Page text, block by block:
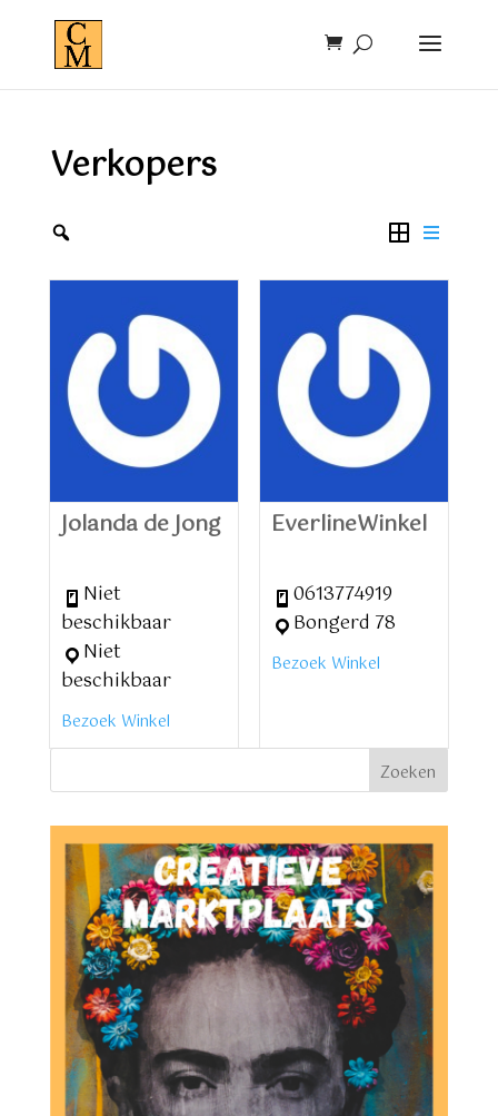
Verkopers
Jolanda de Jong
Niet
beschikbaar
Niet
beschikbaar
Bezoek Winkel
EverlineWinkel
0613774919
Bongerd 78
Bezoek Winkel
Zoeken